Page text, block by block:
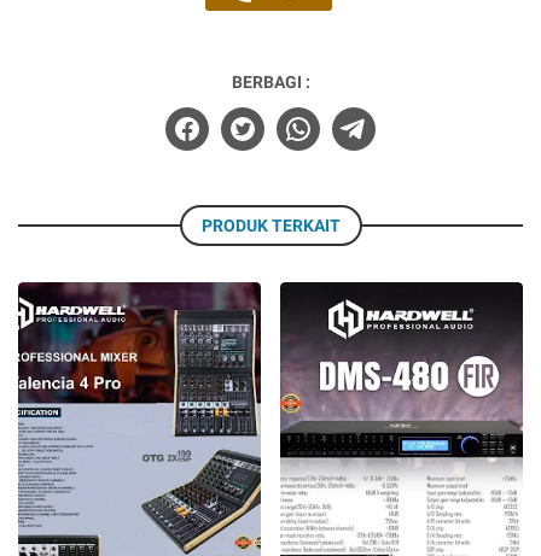
BERBAGI :
PRODUK TERKAIT